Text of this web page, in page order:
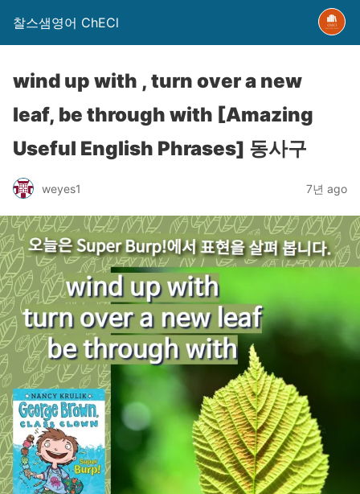
찰스샘영어 ChECl
wind up with , turn over a new
leaf, be through with [Amazing
Useful English Phrases] 동사구
weyes1 7년 ago